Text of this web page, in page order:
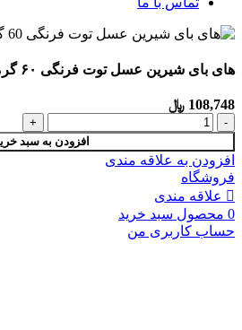
های بای شیرین عسل توت فرنگی ۶۰ گرمی
108,748 ﷼
افزودن به سبد
افزودن به علاقه مندی
فروشگاه
علاقه مندی
0 محصول سبد خرید
حساب کاربری من